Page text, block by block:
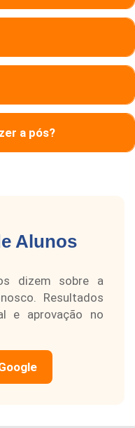
a pós?
Alunos
dizem sobre a
Resultados
e aprovação no